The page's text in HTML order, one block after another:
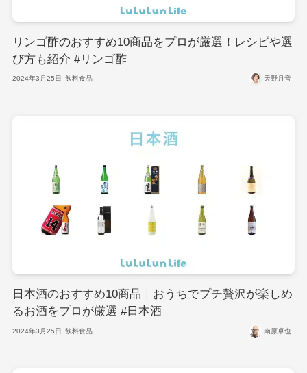
リンゴ酢のおすすめ10商品をプロが厳選！レシピや選
び方も紹介 #リンゴ酢
2024年3月25日 飲料食品 天野月音
日本酒のおすすめ10商品｜おうちでプチ贅沢が楽しめ
るお酒をプロが厳選 #日本酒
2024年3月25日 飲料食品 南原卓也